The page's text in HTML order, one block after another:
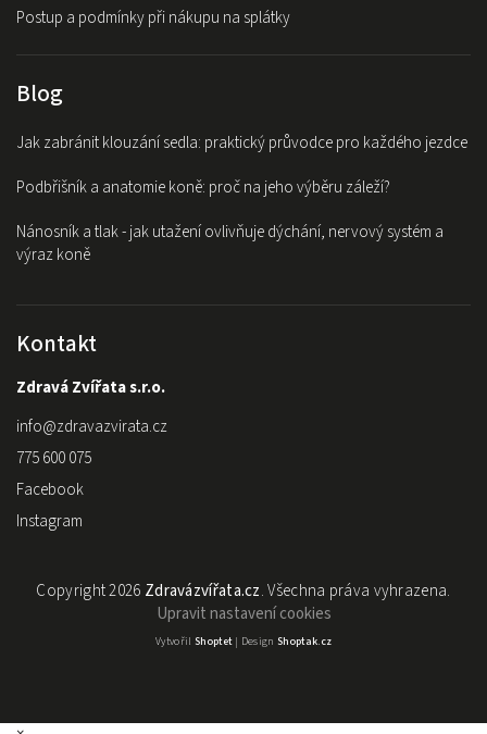
Postup a podmínky při nákupu na splátky
Blog
Jak zabránit klouzání sedla: praktický průvodce pro každého jezdce
Podbřišník a anatomie koně: proč na jeho výběru záleží?
Nánosník a tlak - jak utažení ovlivňuje dýchání, nervový systém a
výraz koně
Kontakt
Zdravá Zvířata s.r.o.
info@zdravazvirata.cz
775 600 075
Facebook
Instagram
Copyright 2026 Zdravázvířata.cz. Všechna práva vyhrazena.
Upravit nastavení cookies
Vytvořil Shoptet| Design Shoptak.cz